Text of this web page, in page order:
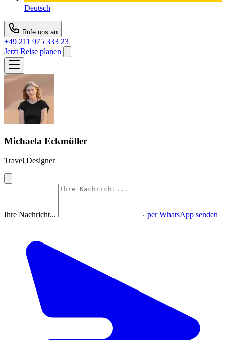
Deutsch
Rufe uns an
+49 211 975 333 23
Jetzt Reise planen
Michaela Eckmüller
Travel Designer
Ihre Nachricht... per WhatsApp senden